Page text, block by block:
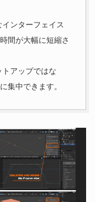
ンターフェイス
間が大幅に短縮さ
アップではな
集中できます。